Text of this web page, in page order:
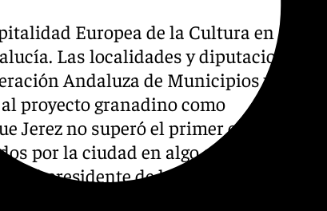
Europea de la Cultura en
Las localidades y diputaciones
Andaluza de Municipios y
al proyecto granadino como
Jerez no superó el primer corte del
por la ciudad en algo en lo que
el presidente de la institución y
antes de estampar su firma en el